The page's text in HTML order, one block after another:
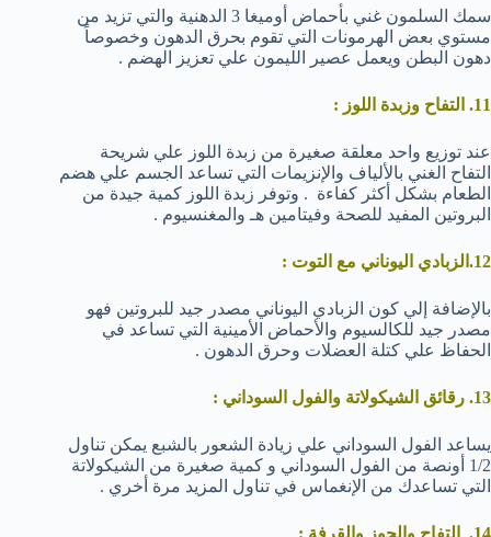
سمك السلمون غني بأحماض أوميغا 3 الدهنية والتي تزيد من
مستوي بعض الهرمونات التي تقوم بحرق الدهون وخصوصاً
دهون البطن ويعمل عصير الليمون علي تعزيز الهضم .
11. التفاح وزبدة اللوز :
عند توزيع واحد معلقة صغيرة من زبدة اللوز علي شريحة
التفاح الغني بالألياف والإنزيمات التي تساعد الجسم علي هضم
الطعام بشكل أكثر كفاءة . وتوفر زبدة اللوز كمية جيدة من
البروتين المفيد للصحة وفيتامين هـ والمغنسيوم .
12.الزبادي اليوناني مع التوت :
بالإضافة إلي كون الزبادي اليوناني مصدر جيد للبروتين فهو
مصدر جيد للكالسيوم والأحماض الأمينية التي تساعد في
الحفاظ علي كتلة العضلات وحرق الدهون .
13. رقائق الشيكولاتة والفول السوداني :
يساعد الفول السوداني علي زيادة الشعور بالشبع يمكن تناول
1/2 أونصة من الفول السوداني و كمية صغيرة من الشيكولاتة
التي تساعدك من الإنغماس في تناول المزيد مرة أخري .
14. التفاح والجوز والقرفة :